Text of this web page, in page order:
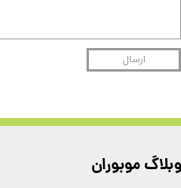
ارسال
موبوران